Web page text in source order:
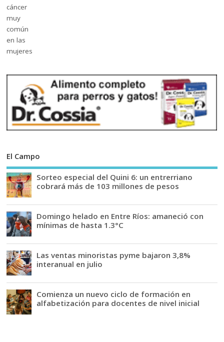
El Campo
Sorteo especial del Quini 6: un entrerriano
cobrará más de 103 millones de pesos
Domingo helado en Entre Ríos: amaneció con
mínimas de hasta 1.3°C
Las ventas minoristas pyme bajaron 3,8%
interanual en julio
Comienza un nuevo ciclo de formación en
alfabetización para docentes de nivel inicial